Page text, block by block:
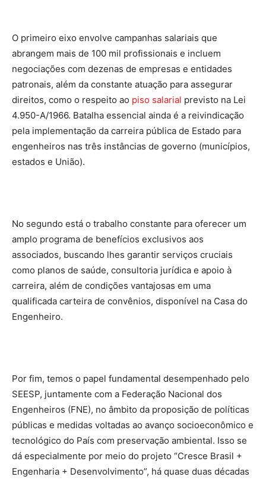
O primeiro eixo envolve campanhas salariais que
abrangem mais de 100 mil profissionais e incluem
negociações com dezenas de empresas e entidades
patronais, além da constante atuação para assegurar
direitos, como o respeito ao piso salarial previsto na Lei
4.950-A/1966. Batalha essencial ainda é a reivindicação
pela implementação da carreira pública de Estado para
engenheiros nas três instâncias de governo (municípios,
estados e União).
No segundo está o trabalho constante para oferecer um
amplo programa de benefícios exclusivos aos
associados, buscando lhes garantir serviços cruciais
como planos de saúde, consultoria jurídica e apoio à
carreira, além de condições vantajosas em uma
qualificada carteira de convênios, disponível na Casa do
Engenheiro.
Por fim, temos o papel fundamental desempenhado pelo
SEESP, juntamente com a Federação Nacional dos
Engenheiros (FNE), no âmbito da proposição de políticas
públicas e medidas voltadas ao avanço socioeconômico e
tecnológico do País com preservação ambiental. Isso se
dá especialmente por meio do projeto “Cresce Brasil +
Engenharia + Desenvolvimento”, há quase duas décadas